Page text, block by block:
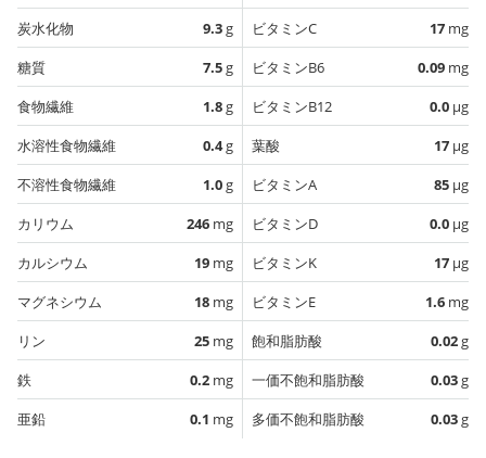
炭水化物
9.3g
糖質
7.5g
食物繊維
1.8g
水溶性食物繊維
0.4g
不溶性食物繊維
1.0g
カリウム
246 mg
カルシウム
19 mg
マグネシウム
18 mg
リン
25 mg
鉄
0.2 mg
亜鉛
0.1 mg
ビタミンC
17 mg
ビタミンB6
0.09 mg
ビタミンB12
0.0 µg
葉酸
17 µg
ビタミンA
85 µg
ビタミンD
0.0 µg
ビタミンK
17 µg
ビタミンE
1.6 mg
飽和脂肪酸
0.02g
一価不飽和脂肪酸
0.03g
多価不飽和脂肪酸
0.03g